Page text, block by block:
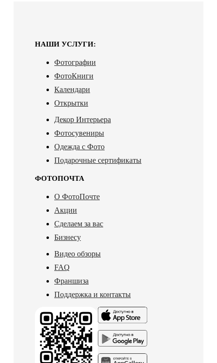
НАШИ УСЛУГИ:
Фотографии
ФотоКниги
Календари
Открытки
Декор Интерьера
Фотосувениры
Одежда с Фото
Подарочные сертификаты
ФОТОПОЧТА
О ФотоПочте
Акции
Сделаем за вас
Бизнесу
Видео обзоры
FAQ
Франшиза
Поддержка и контакты